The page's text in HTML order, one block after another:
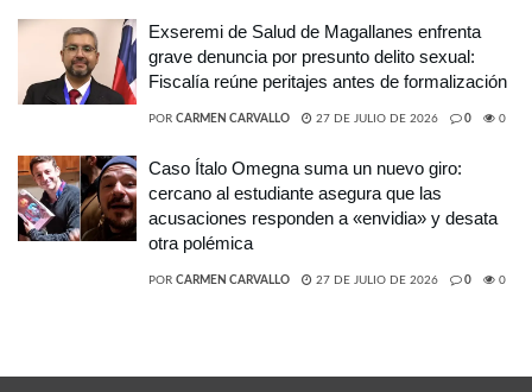
Exseremi de Salud de Magallanes enfrenta
grave denuncia por presunto delito sexual:
Fiscalía reúne peritajes antes de formalización
POR CARMEN CARVALLO 27 DE JULIO DE 2026 0 0
Caso Ítalo Omegna suma un nuevo giro:
cercano al estudiante asegura que las
acusaciones responden a «envidia» y desata
otra polémica
POR CARMEN CARVALLO 27 DE JULIO DE 2026 0 0